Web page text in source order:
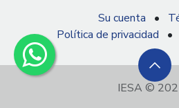
Su cuenta •
Política de privacidad
•
IESA ©